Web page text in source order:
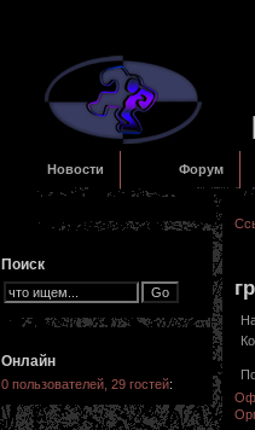
Новости Форум
Поиск
Онлайн
0 пользователей, 29 гостей: